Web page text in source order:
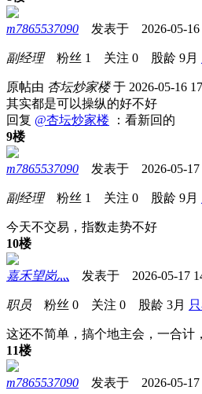
m7865537090 发表于 2026-05-16
副经理粉丝 1 关注 0 股龄 9月
原帖由 杏坛炒家楼于 2026-05-16
其实都是可以操纵的好不好
回复 @杏坛炒家楼 ：看新回的
9楼
m7865537090 发表于 2026-05-17
副经理粉丝 1 关注 0 股龄 9月
今天不交易，指数走势不好
10楼
嘉禾望岗灬 发表于 2026-05-17
职员 粉丝 0 关注 0 股龄 3月
这还不简单，搞个地主会，一合计
11楼
m7865537090 发表于 2026-05-17